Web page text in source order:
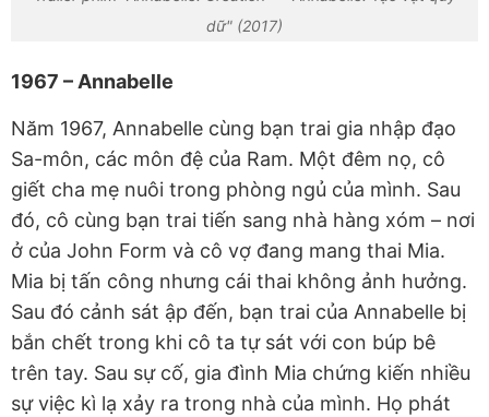
dữ" (2017)
1967 – Annabelle
Năm 1967, Annabelle cùng bạn trai gia nhập đạo
Sa-môn, các môn đệ của Ram. Một đêm nọ, cô
giết cha mẹ nuôi trong phòng ngủ của mình. Sau
đó, cô cùng bạn trai tiến sang nhà hàng xóm – nơi
ở của John Form và cô vợ đang mang thai Mia.
Mia bị tấn công nhưng cái thai không ảnh hưởng.
Sau đó cảnh sát ập đến, bạn trai của Annabelle bị
bắn chết trong khi cô ta tự sát với con búp bê
trên tay. Sau sự cố, gia đình Mia chứng kiến nhiều
sự việc kì lạ xảy ra trong nhà của mình. Họ phát